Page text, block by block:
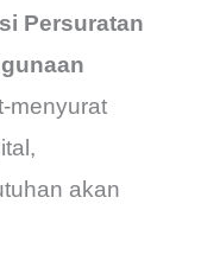
Persuratan
menyurat
akan